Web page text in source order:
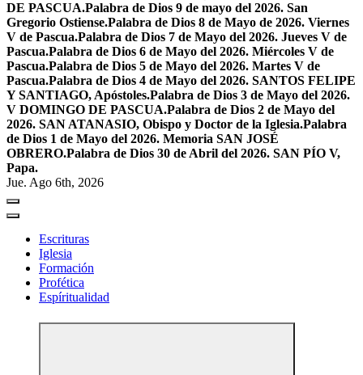
DE PASCUA.Palabra de Dios 9 de mayo del 2026. San
Gregorio Ostiense.Palabra de Dios 8 de Mayo de 2026. Viernes
V de Pascua.Palabra de Dios 7 de Mayo del 2026. Jueves V de
Pascua.Palabra de Dios 6 de Mayo del 2026. Miércoles V de
Pascua.Palabra de Dios 5 de Mayo del 2026. Martes V de
Pascua.Palabra de Dios 4 de Mayo del 2026. SANTOS FELIPE
Y SANTIAGO, Apóstoles.Palabra de Dios 3 de Mayo del 2026.
V DOMINGO DE PASCUA.Palabra de Dios 2 de Mayo del
2026. SAN ATANASIO, Obispo y Doctor de la Iglesia.Palabra
de Dios 1 de Mayo del 2026. Memoria SAN JOSÉ
OBRERO.Palabra de Dios 30 de Abril del 2026. SAN PÍO V,
Papa.
Jue. Ago 6th, 2026
Escrituras
Iglesia
Formación
Profética
Espíritualidad